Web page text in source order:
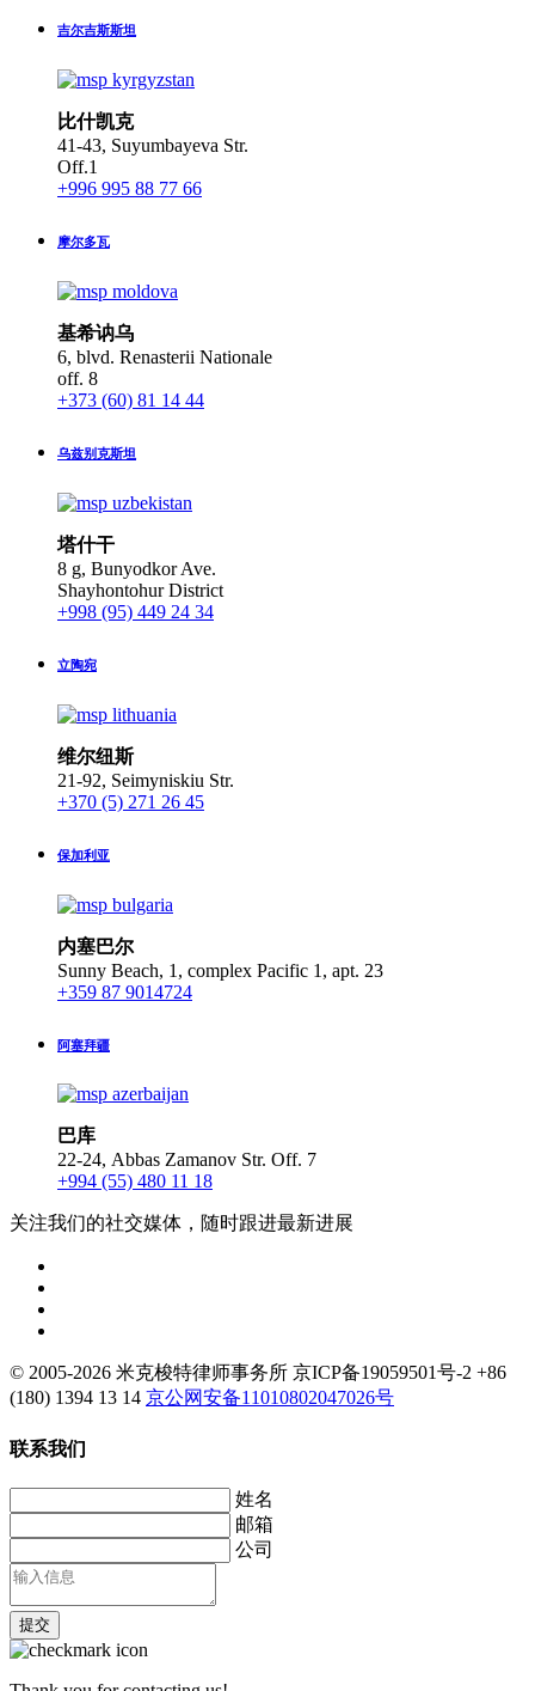
吉尔吉斯斯坦
比什凯克
41-43, Suyumbayeva Str.
Off.1
+996 995 88 77 66
摩尔多瓦
基希讷乌
6, blvd. Renasterii Nationale
off. 8
+373 (60) 81 14 44
乌兹别克斯坦
塔什干
8 g, Bunyodkor Ave.
Shayhontohur District
+998 (95) 449 24 34
立陶宛
维尔纽斯
21-92, Seimyniskiu Str.
+370 (5) 271 26 45
保加利亚
内塞巴尔
Sunny Beach, 1, complex Pacific 1, apt. 23
+359 87 9014724
阿塞拜疆
巴库
22-24, Abbas Zamanov Str. Off. 7
+994 (55) 480 11 18
关注我们的社交媒体，随时跟进最新进展
© 2005-2026 米克梭特律师事务所 京ICP备19059501号-2 +86
(180) 1394 13 14 京公网安备11010802047026号
联系我们
姓名
邮箱
公司
提交